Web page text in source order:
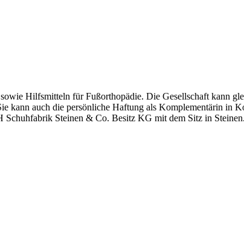
Hilfsmitteln für Fußorthopädie. Die Gesellschaft kann
kann auch die persönliche Haftung als Komplementärin in
Schuhfabrik Steinen & Co. Besitz KG mit dem Sitz in Steinen.